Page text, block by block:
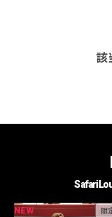
該
Safari
NEW 限